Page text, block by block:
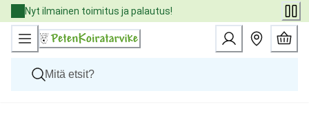
Skip
to
Content
Nyt ilmainen toimitus ja palautus!